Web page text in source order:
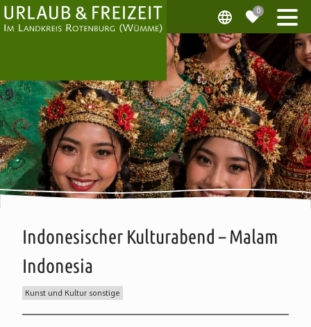
Indonesischer Kulturabend – Malam
Indonesia
Kunst und Kultur sonstige
Beschreibung